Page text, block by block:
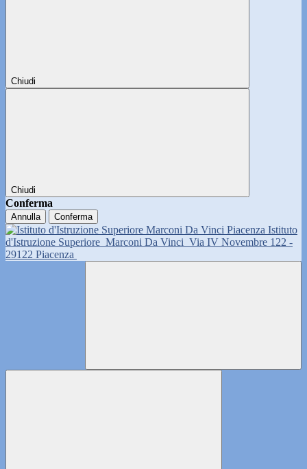
Chiudi
Chiudi
Conferma
Annulla Conferma
Istituto
d'Istruzione Superiore Marconi Da Vinci Via IV Novembre 122 -
29122 Piacenza